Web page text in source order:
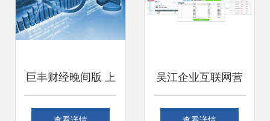
巨丰财经晚间版 上
海互联网销售板块
吴江企业互联网营
销与网站建设指南